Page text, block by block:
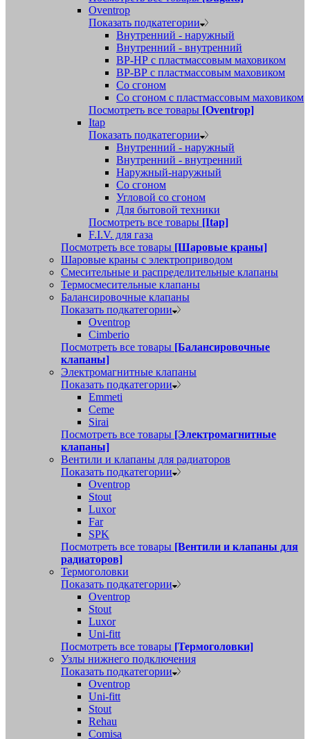
Oventrop
Показать подкатегории
Внутренний - наружный
Внутренний - внутренний
ВР-НР с пластмассовым маховиком
ВР-ВР с пластмассовым маховиком
Со сгоном
Со сгоном с пластмассовым маховиком
Посмотреть все товары [Oventrop]
Itap
Показать подкатегории
Внутренний - наружный
Внутренний - внутренний
Наружный-наружный
Со сгоном
Угловой со сгоном
Для бытовой техники
Посмотреть все товары [Itap]
F.I.V. для газа
Посмотреть все товары [Шаровые краны]
Шаровые краны с электроприводом
Смесительные и распределительные клапаны
Термосмесительные клапаны
Балансировочные клапаны
Показать подкатегории
Oventrop
Cimberio
Посмотреть все товары [Балансировочные
клапаны]
Электромагнитные клапаны
Показать подкатегории
Emmeti
Ceme
Sirai
Посмотреть все товары [Электромагнитные
клапаны]
Вентили и клапаны для радиаторов
Показать подкатегории
Oventrop
Stout
Luxor
Far
SPK
Посмотреть все товары [Вентили и клапаны для
радиаторов]
Термоголовки
Показать подкатегории
Oventrop
Stout
Luxor
Uni-fitt
Посмотреть все товары [Термоголовки]
Узлы нижнего подключения
Показать подкатегории
Oventrop
Uni-fitt
Stout
Rehau
Comisa